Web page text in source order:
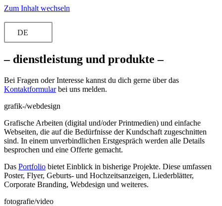
Zum Inhalt wechseln
DE
– dienstleistung und produkte –
Bei Fragen oder Interesse kannst du dich gerne über das
Kontaktformularbei uns melden.
grafik-/webdesign
Grafische Arbeiten (digital und/oder Printmedien) und einfache
Webseiten, die auf die Bedürfnisse der Kundschaft zugeschnitten
sind. In einem unverbindlichen Erstgespräch werden alle Details
besprochen und eine Offerte gemacht.
Das Portfolio bietet Einblick in bisherige Projekte. Diese umfassen
Poster, Flyer, Geburts- und Hochzeitsanzeigen, Liederblätter,
Corporate Branding, Webdesign und weiteres.
fotografie/video